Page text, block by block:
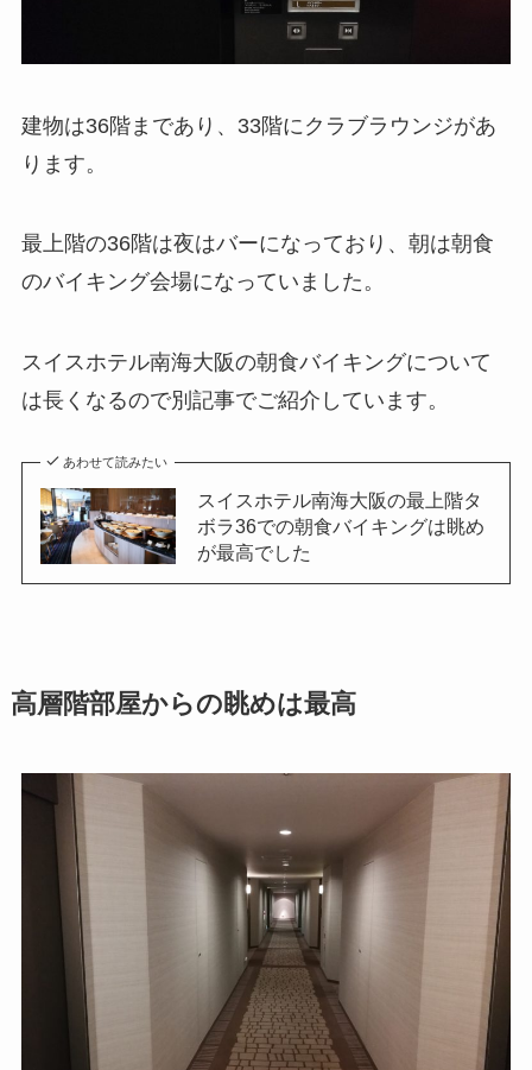
建物は36階まであり、33階にクラブラウンジがあ
ります。
最上階の36階は夜はバーになっており、朝は朝食
のバイキング会場になっていました。
スイスホテル南海大阪の朝食バイキングについて
は長くなるので別記事でご紹介しています。
あわせて読みたい
スイスホテル南海大阪の最上階タ
ボラ36での朝食バイキングは眺め
が最高でした
高層階部屋からの眺めは最高